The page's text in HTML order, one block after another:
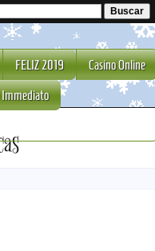
FELIZ 2019 Casino Online
Immediato